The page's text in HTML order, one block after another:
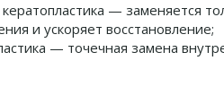
— заменяется
и ускоряет восстановление;
— точечная замена